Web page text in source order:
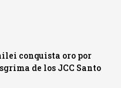
conquista oro por
de los JCC Santo